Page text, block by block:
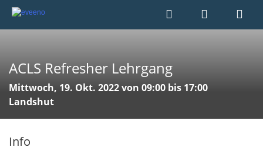
ACLS Refresher Lehrgang
Mittwoch, 19. Okt. 2022 von 09:00 bis 17:00
Landshut
Info